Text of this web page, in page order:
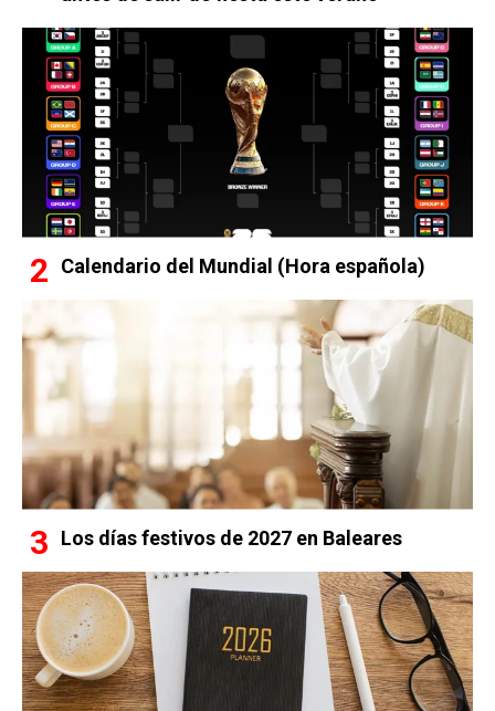
Calendario del Mundial (Hora española)
Los días festivos de 2027 en Baleares